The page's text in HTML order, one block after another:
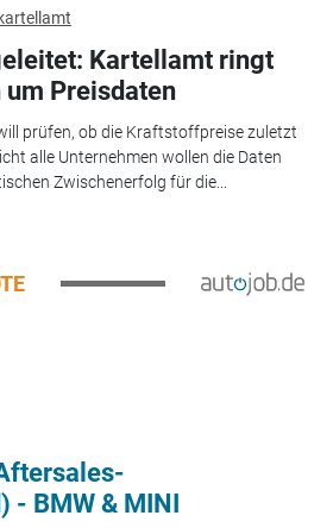
Kartellamt ringt
Preisdaten
prüfen, ob die Kraftstoffpreise zuletzt
alle Unternehmen wollen die Daten
Zwischenerfolg für die...
- BMW & MINI